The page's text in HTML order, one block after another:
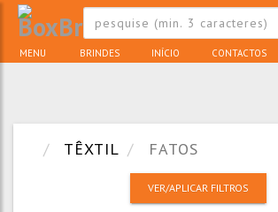
MENU BRINDES INÍCIO CONTACTOS
TÊXTIL FATOS
VER/APLICAR FILTROS